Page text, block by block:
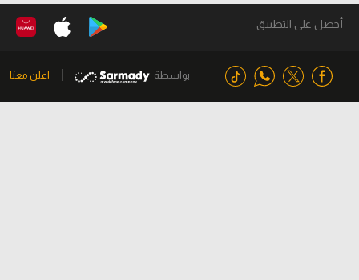
أحصل على التطبيق
بواسطة اعلن معنا